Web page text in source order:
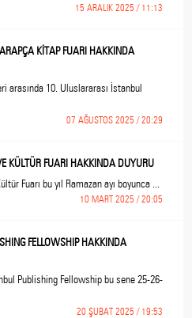
15 ARALIK 2025 / 11:13
KİTAP FUARI HAKKINDA
arasında 10. Uluslararası İstanbul
07 AĞUSTOS 2025 / 20:29
KÜLTÜR FUARI HAKKINDA DUYURU
Fuarı bu yıl Ramazan ayı boyunca ...
10 MART 2025 / 20:05
FELLOWSHIP HAKKINDA
Publishing Fellowship bu sene 25-26-
20 ŞUBAT 2025 / 19:53